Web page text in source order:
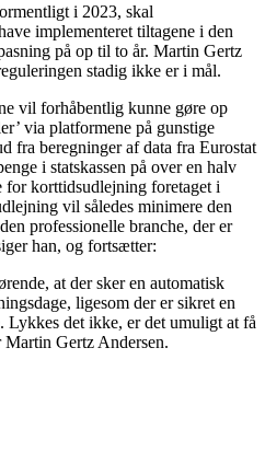
i 2023, skal
implementeret tiltagene i den
på op til to år. Martin Gertz
stadig ikke er i mål.
vil forhåbentlig kunne gøre op
via platformene på gunstige
fra beregninger af data fra Eurostat
i statskassen på over en halv
for korttidsudlejning foretaget i
vil således minimere den
professionelle branche, der er
han, og fortsætter:
at der sker en automatisk
ligesom der er sikret en
Lykkes det ikke, er det umuligt at få
Gertz Andersen.